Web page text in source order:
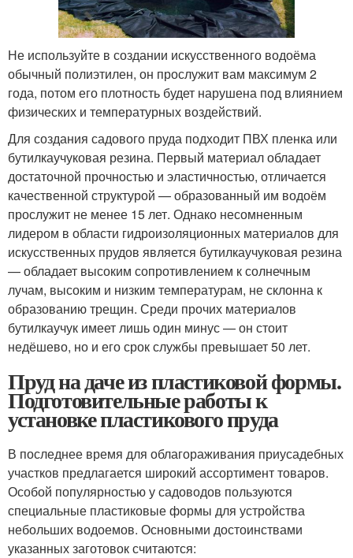
Не используйте в создании искусственного водоёма
обычный полиэтилен, он прослужит вам максимум 2
года, потом его плотность будет нарушена под влиянием
физических и температурных воздействий.
Для создания садового пруда подходит ПВХ пленка или
бутилкаучуковая резина. Первый материал обладает
достаточной прочностью и эластичностью, отличается
качественной структурой — образованный им водоём
прослужит не менее 15 лет. Однако несомненным
лидером в области гидроизоляционных материалов для
искусственных прудов является бутилкаучуковая резина
— обладает высоким сопротивлением к солнечным
лучам, высоким и низким температурам, не склонна к
образованию трещин. Среди прочих материалов
бутилкаучук имеет лишь один минус — он стоит
недёшево, но и его срок службы превышает 50 лет.
Пруд на даче из пластиковой формы.
Подготовительные работы к
установке пластикового пруда
В последнее время для облагораживания приусадебных
участков предлагается широкий ассортимент товаров.
Особой популярностью у садоводов пользуются
специальные пластиковые формы для устройства
небольших водоемов. Основными достоинствами
указанных заготовок считаются: